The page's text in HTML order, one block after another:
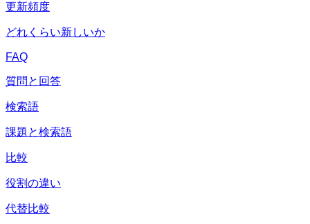
更新頻度
どれくらい新しいか
FAQ
質問と回答
検索語
課題と検索語
比較
役割の違い
代替比較